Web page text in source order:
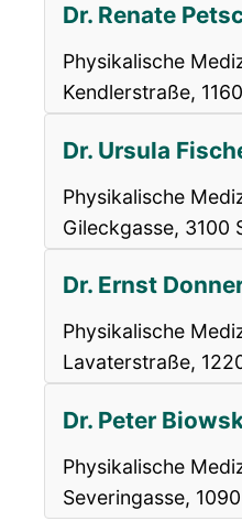
Dr. Renate
Physikalische
Kendlerstraße,
Dr. Ursula
Physikalische
Gileckgasse, 3100
Dr. Ernst
Physikalische
Lavaterstraße,
Dr. Peter
Physikalische
Severingasse,